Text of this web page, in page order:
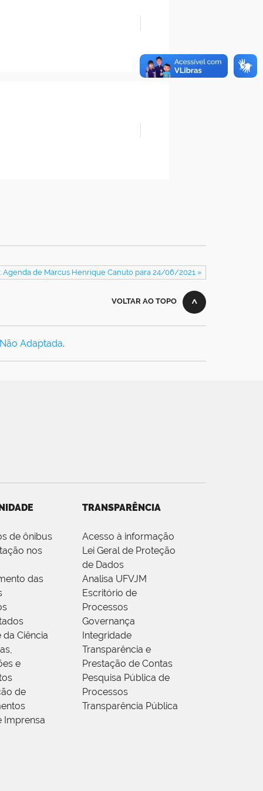
Agenda de Marcus Henrique Canuto para 24/06/2021 »
VOLTAR AO TOPO
Adaptada.
de ônibus
nos
das
da Ciência
e
de
Imprensa
TRANSPARÊNCIA
Acesso à informação
Lei Geral de Proteção
de Dados
Analisa UFVJM
Escritório de
Processos
Governança
Integridade
Transparência e
Prestação de Contas
Pesquisa Pública de
Processos
Transparência Pública